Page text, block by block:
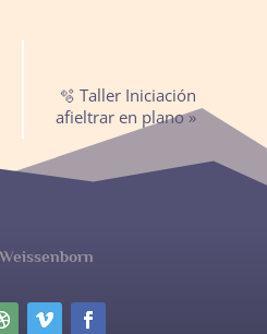
🫧 Taller Iniciación
afieltrar en plano»